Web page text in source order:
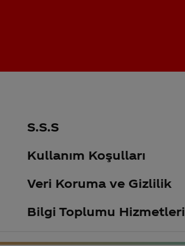
S.S.S
Kullanım Koşulları
Veri Koruma ve Gizlilik
Bilgi Toplumu Hizmetleri